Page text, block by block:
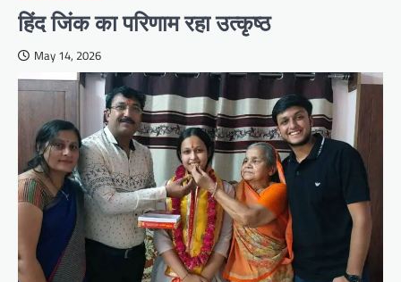
हिंद जिंक का परिणाम रहा उत्कृष्ठ
May 14, 2026